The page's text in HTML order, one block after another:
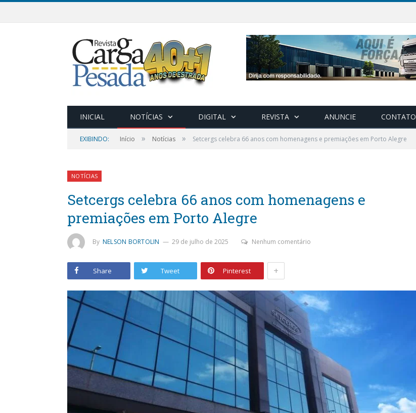
INICIAL NOTÍCIAS DIGITAL REVISTA ANUNCIE CONTATO
EXIBINDO: Início » Notícias » Setcergs celebra 66 anos com homenagens e premiações em Porto Alegre
NOTÍCIAS
Setcergs celebra 66 anos com homenagens e
premiações em Porto Alegre
By NELSON BORTOLIN 29 de julho de 2025 Nenhum comentário
Share Tweet Pinterest +